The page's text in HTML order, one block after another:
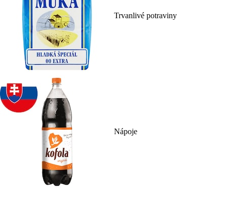
Trvanlivé potraviny
Nápoje